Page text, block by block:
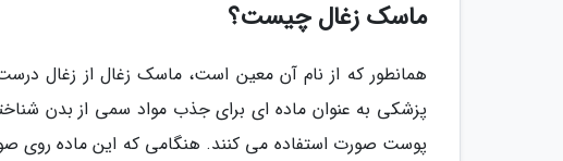
ماسک زغال چیست؟
همانطور که از نام آن معین است، ماسک زغال از زغال
پزشکی به عنوان ماده ای برای جذب مواد سمی از بدن
پوست صورت استفاده می کنند. هنگامی که این ماده روی